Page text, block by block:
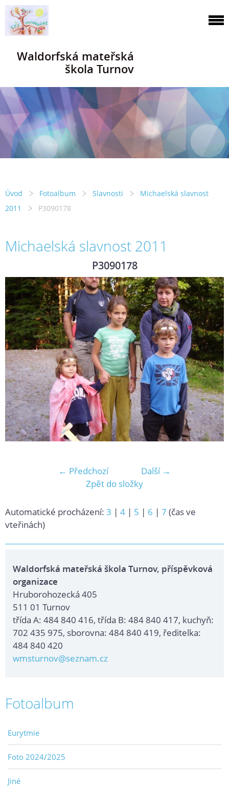
Waldorfská mateřská
škola Turnov
Úvod Fotoalbum Slavnosti
Michaelská slavnost
2011
P3090178
Michaelská slavnost 2011
P3090178
← Předchozí
Další →
Zpět do složky
Automatické procházení: 3 | 4 | 5 | 6 | 7 (čas ve
vteřinách)
Waldorfská mateřská škola Turnov, příspěvková
organizace
Hruborohozecká 405
511 01 Turnov
třída A: 484 840 416, třída B: 484 840 417, kuchyň:
702 435 975, sborovna: 484 840 419, ředitelka:
484 840 420
wmsturnov@seznam.cz
Fotoalbum
Eurytmie
Foto 2024/2025
Jiné